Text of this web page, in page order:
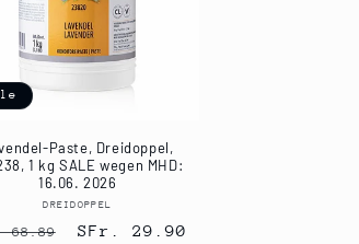
Paste, Dreidoppel,
1 kg SALE wegen MHD:
16.06. 2026
Anbieter:
DREIDOPPEL
68.89 Verkaufspreis
SFr. 29.90